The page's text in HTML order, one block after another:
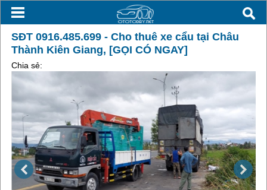
SĐT 0916.485.699 - Cho thuê xe cẩu tại Châu
Thành Kiên Giang, [GỌI CÓ NGAY]
Chia sẻ: